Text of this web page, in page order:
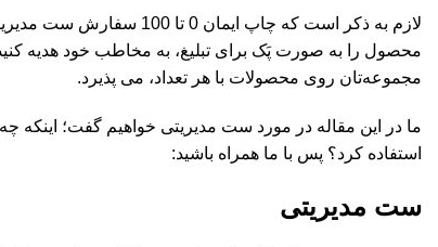
لازم به ذکر است که چاپ
محصول را به صورت پَک برای تبلیغ، به مخاطب خود هدیه
مجموعه‌تان روی محصولات با هر تعداد، می پذیرد.
ما در این مقاله در مورد ست‌ مدیریتی خواهیم گفت؛ اینکه
استفاده کرد؟ پس با ما همراه باشید:
ست مدیریتی